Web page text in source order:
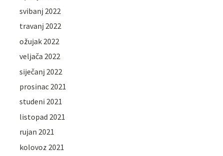
svibanj 2022
travanj 2022
ožujak 2022
veljača 2022
siječanj 2022
prosinac 2021
studeni 2021
listopad 2021
rujan 2021
kolovoz 2021